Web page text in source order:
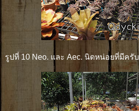
รูปที่ 10 Neo. และ Aec. นิดหน่อยที่มีครับ